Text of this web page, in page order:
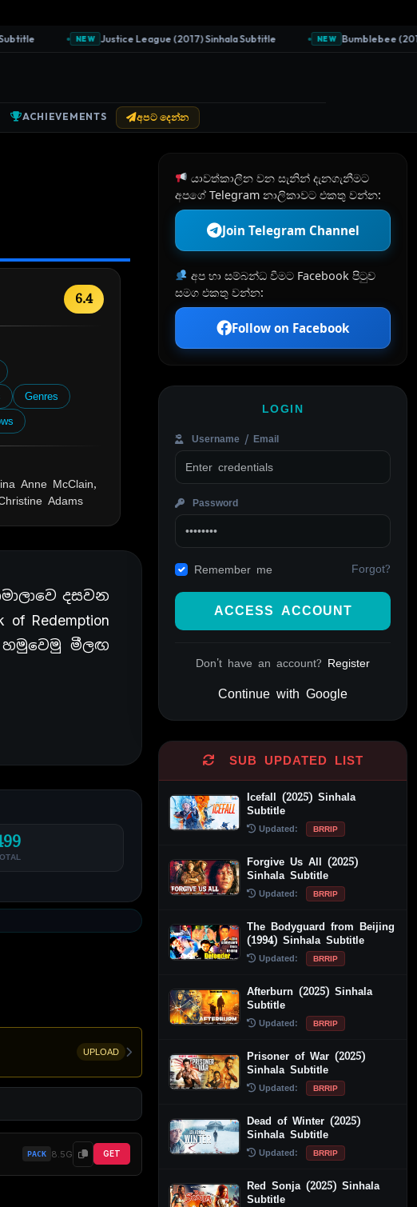
NEW Justice League (2017) Sinhala Subtitle NEW Bumblebee (2018)
ACHIEVEMENTS අපට දෙන්න
6.4
Genres
Anne McClain,
Adams
දසවන
Redemption
හමුවෙමු මීලඟ
UPLOAD
PACK 8.5G GET
යාවත්කාලීන වන සැනින් දැනගැනීමට
අපගේ Telegram නාලිකාවට එකතු වන්න:
Join Telegram Channel
අප හා සම්බන්ධ වීමට Facebook පිටුව
සමග එකතු වන්න:
Follow on Facebook
LOGIN
Username / Email
Password
Remember me Forgot?
ACCESS ACCOUNT
Don't have an account? Register
Continue with Google
SUB UPDATED LIST
Icefall (2025) Sinhala
Subtitle
Updated: BRRIP
Forgive Us All (2025)
Sinhala Subtitle
Updated: BRRIP
The Bodyguard from Beijing
(1994) Sinhala Subtitle
Updated: BRRIP
Afterburn (2025) Sinhala
Subtitle
Updated: BRRIP
Prisoner of War (2025)
Sinhala Subtitle
Updated: BRRIP
Dead of Winter (2025)
Sinhala Subtitle
Updated: BRRIP
Red Sonja (2025) Sinhala
Subtitle